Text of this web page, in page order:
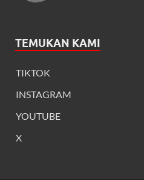
TEMUKAN KAMI
TIKTOK
INSTAGRAM
YOUTUBE
X